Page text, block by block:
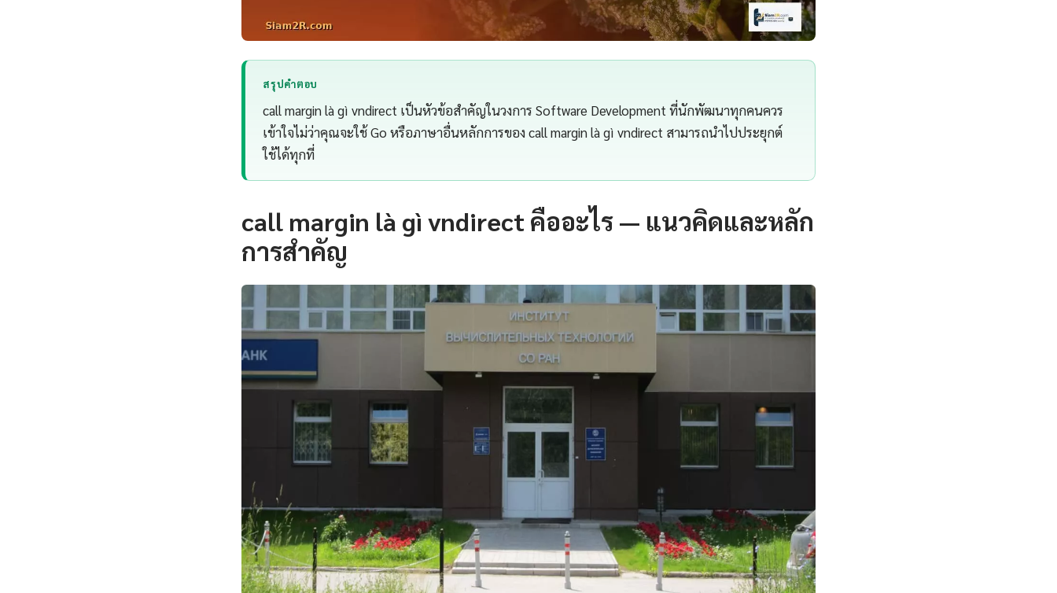
สรุปคำตอบ
call margin là gì vndirect เป็นหัวข้อสำคัญในวงการ Software Development ที่นักพัฒนาทุกคนควร
เข้าใจไม่ว่าคุณจะใช้ Go หรือภาษาอื่นหลักการของ call margin là gì vndirect สามารถนำไปประยุกต์
ใช้ได้ทุกที่
call margin là gì vndirect คืออะไร — แนวคิดและหลัก
การสำคัญ